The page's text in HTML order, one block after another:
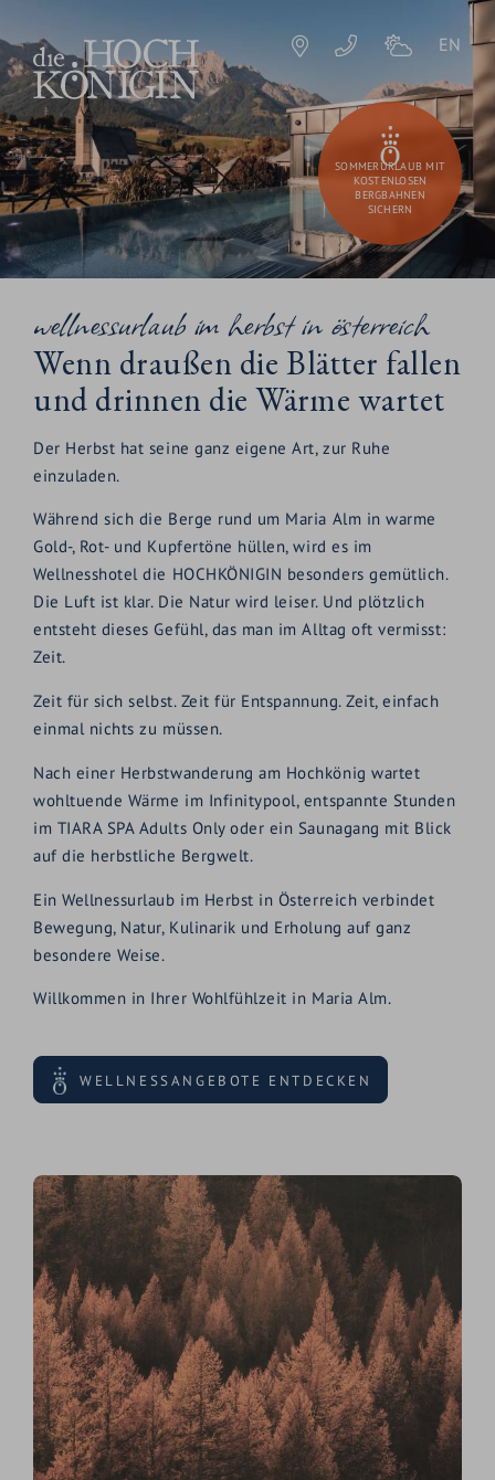
EN
SOMMERURLAUB MIT
KOSTENLOSEN
BERGBAHNEN
SICHERN
wellnessurlaub im herbst in österreich
Wenn draußen die Blätter fallen
und drinnen die Wärme wartet
Der Herbst hat seine ganz eigene Art, zur Ruhe
einzuladen.
Während sich die Berge rund um Maria Alm in warme
Gold-, Rot- und Kupfertöne hüllen, wird es im
Wellnesshotel die HOCHKÖNIGIN besonders gemütlich.
Die Luft ist klar. Die Natur wird leiser. Und plötzlich
entsteht dieses Gefühl, das man im Alltag oft vermisst:
Zeit.
Zeit für sich selbst. Zeit für Entspannung. Zeit, einfach
einmal nichts zu müssen.
Nach einer Herbstwanderung am Hochkönig wartet
wohltuende Wärme im Infinitypool, entspannte Stunden
im TIARA SPA Adults Only oder ein Saunagang mit Blick
auf die herbstliche Bergwelt.
Ein Wellnessurlaub im Herbst in Österreich verbindet
Bewegung, Natur, Kulinarik und Erholung auf ganz
besondere Weise.
Willkommen in Ihrer Wohlfühlzeit in Maria Alm.
WELLNESSANGEBOTE ENTDECKEN